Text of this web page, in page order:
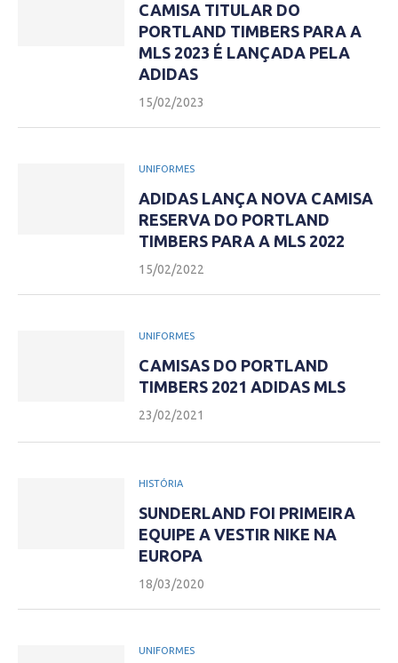
CAMISA TITULAR DO
PORTLAND TIMBERS PARA A
MLS 2023 É LANÇADA PELA
ADIDAS
15/02/2023
UNIFORMES
ADIDAS LANÇA NOVA CAMISA
RESERVA DO PORTLAND
TIMBERS PARA A MLS 2022
15/02/2022
UNIFORMES
CAMISAS DO PORTLAND
TIMBERS 2021 ADIDAS MLS
23/02/2021
HISTÓRIA
SUNDERLAND FOI PRIMEIRA
EQUIPE A VESTIR NIKE NA
EUROPA
18/03/2020
UNIFORMES